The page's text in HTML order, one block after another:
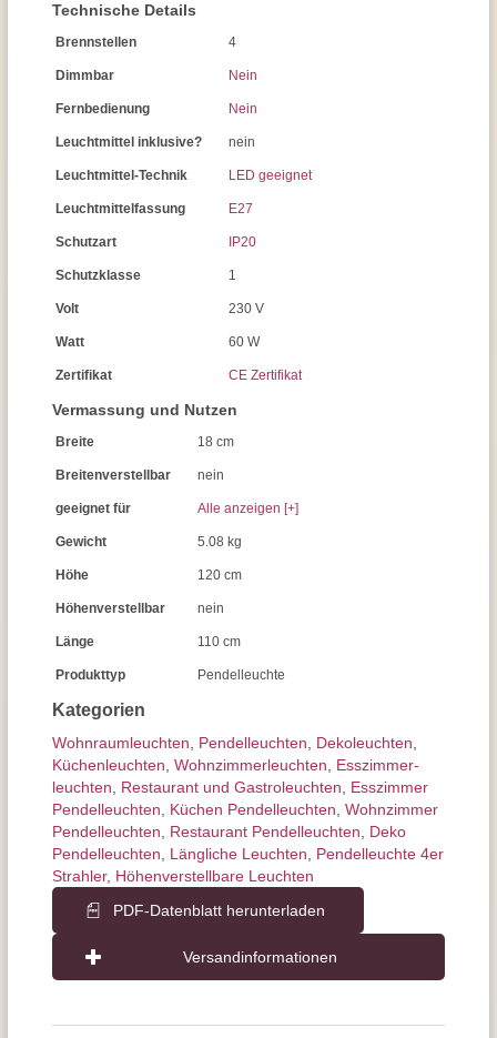
Kategorien
Wohnraum­leuchten Pendel­leuchten Dekoleuchten
Küchenleuchten Wohnzimmer­leuchten
Esszimmer­­
leuchten
Restaurant und Gastroleuchten
Esszimmer
Pendelleuchten
Küchen Pendelleuchten Wohnzimmer
Pendelleuchten
Restaurant Pendelleuchten
Deko
Pendelleuchten
Längliche Leuchten
Pendelleuchte 4er
Strahler, Höhenverstellbare Leuchten
PDF-Datenblatt herunterladen
Versandinformationen
Technische Details
Brennstellen 4
Dimmbar Nein
Fernbedienung Nein
Leuchtmittel inklusive? nein
Leuchtmittel-Technik LED geeignet
Leuchtmittelfassung E27
Schutzart IP20
Schutzklasse 1
Volt 230 V
Watt 60 W
Zertifikat CE Zertifikat
Vermassung und Nutzen
Breite 18 cm
Breitenverstellbar nein
geeignet für Alle anzeigen [+]
Gewicht 5.08 kg
Höhe 120 cm
Höhenverstellbar nein
Länge 110 cm
Produkttyp Pendelleuchte